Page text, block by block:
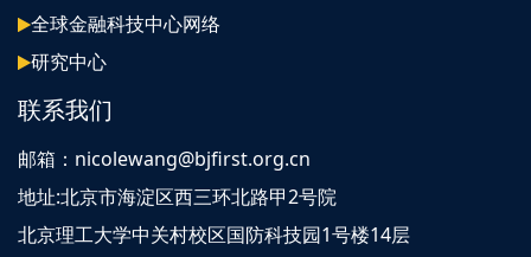
全球金融科技中心网络
研究中心
联系我们
邮箱：nicolewang@bjfirst.org.cn
地址:北京市海淀区西三环北路甲2号院
北京理工大学中关村校区国防科技园1号楼14层